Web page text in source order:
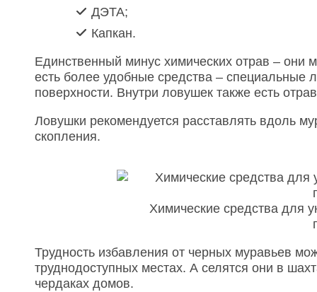
ДЭТА;
Капкан.
Единственный минус химических отрав – они
есть более удобные средства – специальные
поверхности. Внутри ловушек также есть
Ловушки рекомендуется расставлять вдоль
скопления.
Химические средства для
Трудность избавления от черных муравьев
труднодоступных местах. А селятся они в
чердаках домов.